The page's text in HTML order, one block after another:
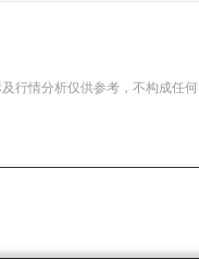
行情分析仅供参考，不构成任